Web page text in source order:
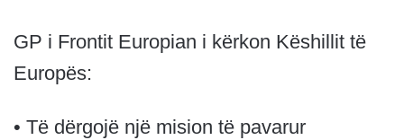
GP i Frontit Europian i kërkon Këshillit të
Europës:
• Të dërgojë një mision të pavarur